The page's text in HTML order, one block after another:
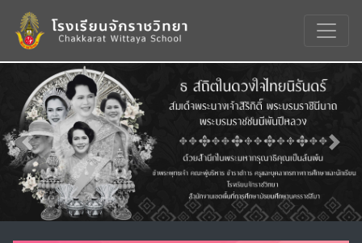
Previous Next